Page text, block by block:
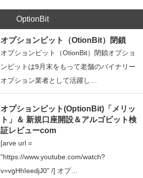
OptionBit
オプションビット（OtionBit）閉鎖
オプションビット（OtionBit）閉鎖オプショ
ンビットは9月末をもって老舗のバイナリー
オプション業者として活躍し…
オプションビット(OptionBit)「メリッ
ト」＆ 新規口座開設＆アルゴビット検
証レビューcom
[arve url =
"https://www.youtube.com/watch?
v=vgHhIeedjJ0" /] オプ…